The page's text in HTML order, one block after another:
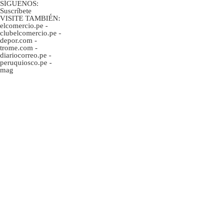
SÍGUENOS:
Suscríbete
VISITE TAMBIÉN:
elcomercio.pe -
clubelcomercio.pe -
depor.com -
trome.com -
diariocorreo.pe -
peruquiosco.pe -
mag